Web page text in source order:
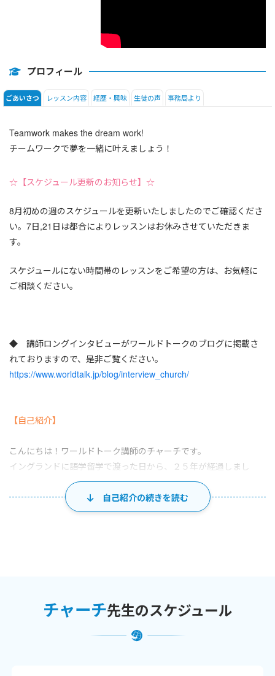
プロフィール
ごあいさつ レッスン内容 経歴・興味 生徒の声 事務局より
Teamwork makes the dream work!
チームワークで夢を一緒に叶えましょう！
☆【スケジュール更新のお知らせ】☆
8月初めの週のスケジュールを更新いたしましたのでご確認くださ
い。7日,21日は都合によりレッスンはお休みさせていただきま
す。
スケジュールにない時間帯のレッスンをご希望の方は、お気軽に
ご相談ください。
◆ 講師ロングインタビューがワールドトークのブログに掲載さ
れておりますので、是非ご覧ください。
https://www.worldtalk.jp/blog/interview_church/
【自己紹介】
こんにちは！ワールドトーク講師のチャーチです。
イングランドに語学留学で渡った日から、２５年が経過しまし
た。今ではすっかり、イングランドそしてオーストラリアは私の第
二の故郷です。
カレッジ初日の事は、鮮明に覚えています。リスニングが思いのほ
するための大事なキーなのだ、と。
私は今、それが本当だったと思います。
そしてこれが、レッスンで大切にしたい事です。
自己紹介の続きを読む
チャーチ先生のスケジュール